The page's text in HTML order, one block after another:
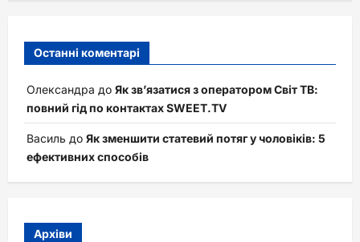
Останні коментарі
Олександра до Як зв’язатися з оператором Світ ТВ:
повний гід по контактах SWEET.TV
Василь до Як зменшити статевий потяг у чоловіків: 5
ефективних способів
Архіви